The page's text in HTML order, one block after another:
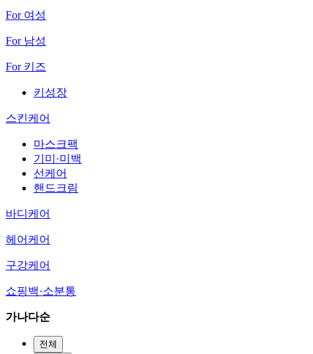
For 여성
For 남성
For 키즈
키성장
스킨케어
마스크팩
기미·미백
선케어
핸드크림
바디케어
헤어케어
구강케어
쇼핑백·소분통
가나다순
전체